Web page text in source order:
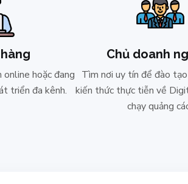
hoặc đang
triển đa kênh.
Chủ doanh
Tìm nơi uy tín để đào
kiến thức thực tiễn về
chạy quảng